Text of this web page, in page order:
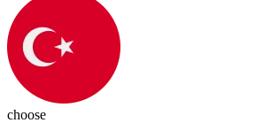
choose